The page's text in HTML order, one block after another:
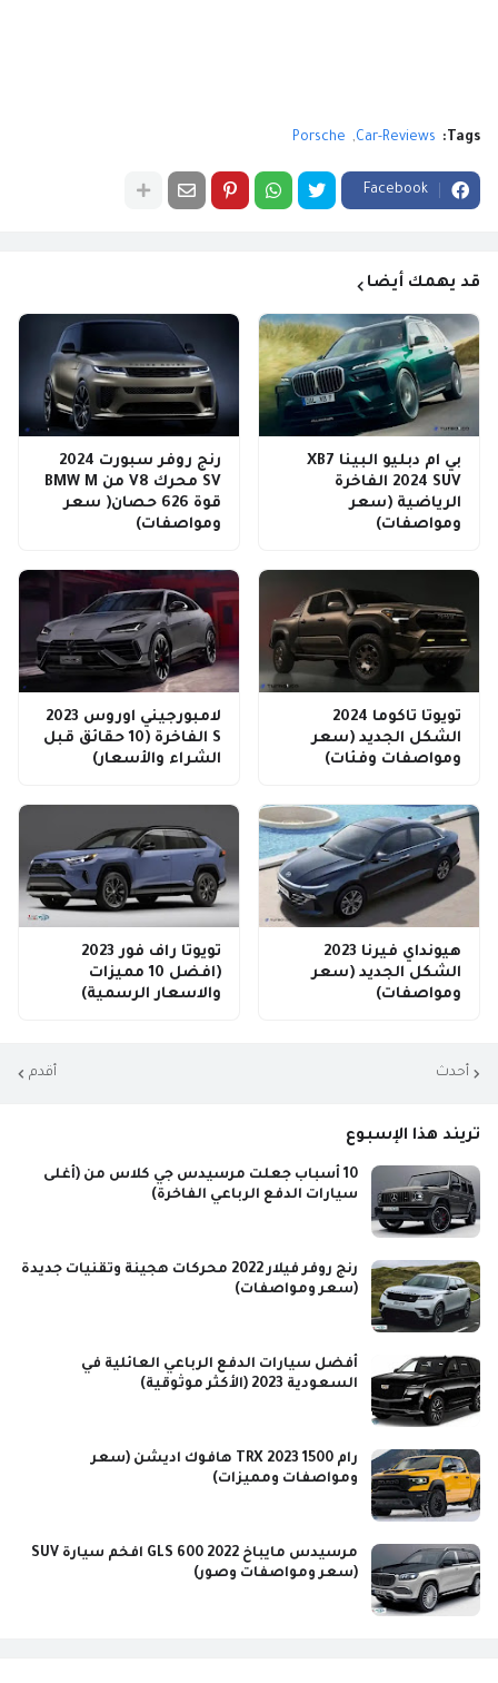
Tags:
Car-Reviews
Porsche
Facebook
قد يهمك أيضا
بي ام دبليو البينا XB7
2024 SUV الفاخرة
الرياضية (سعر
ومواصفات)
رنج روفر سبورت 2024
SV محرك V8 من BMW M
قوة 626 حصان( سعر
ومواصفات)
تويوتا تاكوما 2024
الشكل الجديد (سعر
ومواصفات وفئات)
لامبورجيني اوروس 2023
S الفاخرة (10 حقائق قبل
الشراء والأسعار)
هيونداي فيرنا 2023
الشكل الجديد (سعر
ومواصفات)
تويوتا راف فور 2023
(افضل 10 مميزات
والاسعار الرسمية)
أحدث أقدم
تريند هذا الإسبوع
10 أسباب جعلت مرسيدس جي كلاس من (أغلى
سيارات الدفع الرباعي الفاخرة)
رنج روفر فيلار 2022 محركات هجينة وتقنيات جديدة
(سعر ومواصفات)
أفضل سيارات الدفع الرباعي العائلية في
السعودية 2023 (الأكثر موثوقية)
رام 1500 TRX 2023 هافوك اديشن (سعر
ومواصفات ومميزات)
مرسيدس مايباخ GLS 600 2022 افخم سيارة SUV
(سعر ومواصفات وصور)